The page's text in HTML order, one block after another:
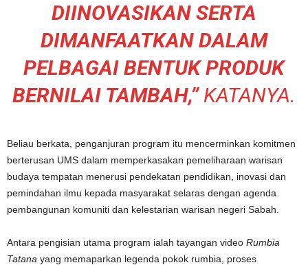
DIINOVASIKAN SERTA
DIMANFAATKAN DALAM
PELBAGAI BENTUK PRODUK
BERNILAI TAMBAH,”KATANYA.
Beliau berkata, penganjuran program itu mencerminkan komitmen
berterusan UMS dalam memperkasakan pemeliharaan warisan
budaya tempatan menerusi pendekatan pendidikan, inovasi dan
pemindahan ilmu kepada masyarakat selaras dengan agenda
pembangunan komuniti dan kelestarian warisan negeri Sabah.
Antara pengisian utama program ialah tayangan video Rumbia
Tatana yang memaparkan legenda pokok rumbia, proses